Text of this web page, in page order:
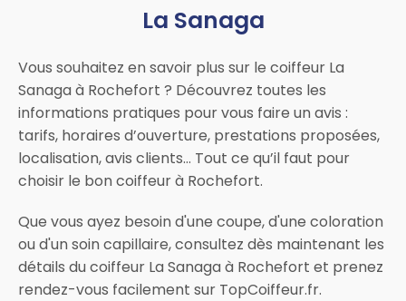
La Sanaga
Vous souhaitez en savoir plus sur le coiffeur La
Sanaga à Rochefort ? Découvrez toutes les
informations pratiques pour vous faire un avis :
tarifs, horaires d’ouverture, prestations proposées,
localisation, avis clients… Tout ce qu’il faut pour
choisir le bon coiffeur à Rochefort.
Que vous ayez besoin d'une coupe, d'une coloration
ou d'un soin capillaire, consultez dès maintenant les
détails du coiffeur La Sanaga à Rochefort et prenez
rendez-vous facilement sur TopCoiffeur.fr.